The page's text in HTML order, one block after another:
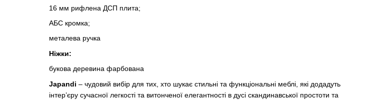
16 мм рифлена ДСП плита;
АБС кромка;
металева ручка
Ніжки:
букова деревина фарбована
Japandi – чудовий вибір для тих, хто шукає стильні та функціональні меблі, які додадуть
інтер’єру сучасної легкості та витонченої елегантності в дусі скандинавської простоти та